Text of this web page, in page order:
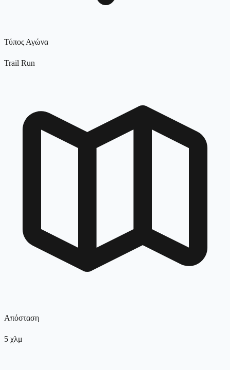
Τύπος Αγώνα
Trail Run
Απόσταση
5 χλμ